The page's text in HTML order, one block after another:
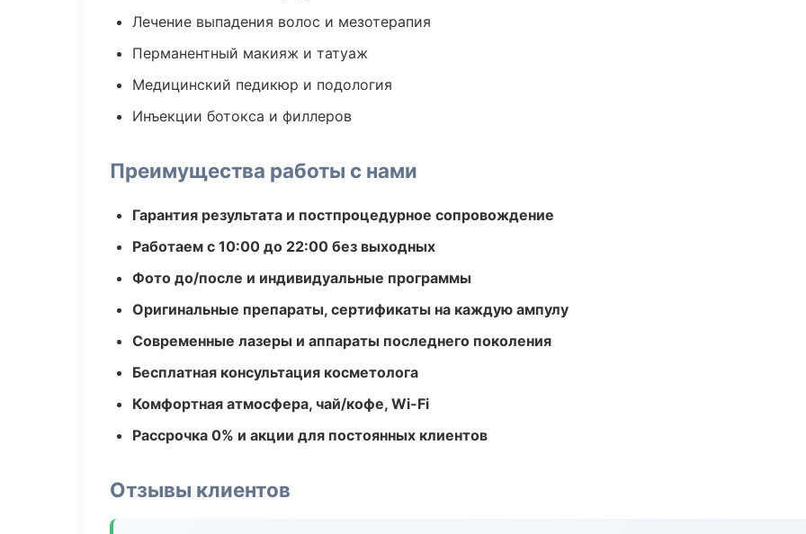
Лечение выпадения волос и мезотерапия
Перманентный макияж и татуаж
Медицинский педикюр и подология
Инъекции ботокса и филлеров
Преимущества работы с нами
Гарантия результата и постпроцедурное сопровождение
Работаем с 10:00 до 22:00 без выходных
Фото до/после и индивидуальные программы
Оригинальные препараты, сертификаты на каждую ампулу
Современные лазеры и аппараты последнего поколения
Бесплатная консультация косметолога
Комфортная атмосфера, чай/кофе, Wi-Fi
Рассрочка 0% и акции для постоянных клиентов
Отзывы клиентов